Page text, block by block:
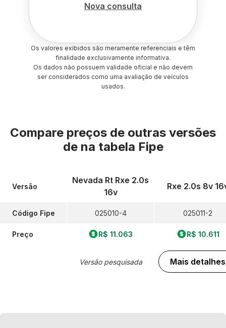
Nova consulta
Os valores exibidos são meramente referenciais e têm
finalidade exclusivamente informativa.
Os dados não possuem validade oficial e não devem
ser considerados como uma avaliação de veículos
usados.
Compare preços de outras versões
de na tabela Fipe
Versão
Código Fipe
Preço
Nevada Rt Rxe 2.0s
16v
025010-4
R$ 11.063
Versão pesquisada
Rxe 2.0s 8v
025011-2
R$ 10.611
Mais detalhes